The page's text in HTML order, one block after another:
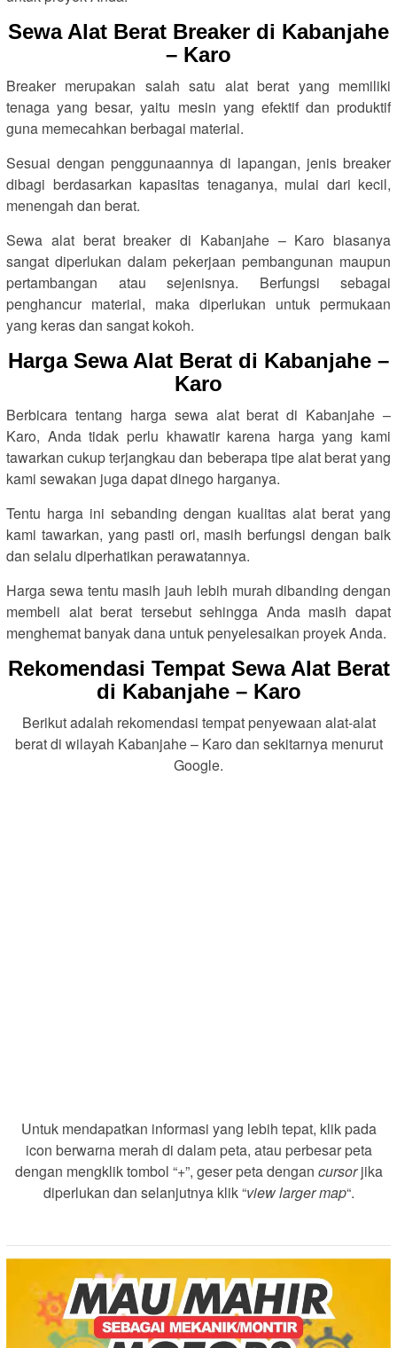
Sewa Alat Berat Breaker di Kabanjahe
– Karo
Breaker merupakan salah satu alat berat yang memiliki
tenaga yang besar, yaitu mesin yang efektif dan produktif
guna memecahkan berbagai material.
Sesuai dengan penggunaannya di lapangan, jenis breaker
dibagi berdasarkan kapasitas tenaganya, mulai dari kecil,
menengah dan berat.
Sewa alat berat breaker di Kabanjahe – Karo biasanya
sangat diperlukan dalam pekerjaan pembangunan maupun
pertambangan atau sejenisnya. Berfungsi sebagai
penghancur material, maka diperlukan untuk permukaan
yang keras dan sangat kokoh.
Harga Sewa Alat Berat di Kabanjahe –
Karo
Berbicara tentang harga sewa alat berat di Kabanjahe –
Karo, Anda tidak perlu khawatir karena harga yang kami
tawarkan cukup terjangkau dan beberapa tipe alat berat yang
kami sewakan juga dapat dinego harganya.
Tentu harga ini sebanding dengan kualitas alat berat yang
kami tawarkan, yang pasti ori, masih berfungsi dengan baik
dan selalu diperhatikan perawatannya.
Harga sewa tentu masih jauh lebih murah dibanding dengan
membeli alat berat tersebut sehingga Anda masih dapat
menghemat banyak dana untuk penyelesaikan proyek Anda.
Rekomendasi Tempat Sewa Alat Berat
di Kabanjahe – Karo
Berikut adalah rekomendasi tempat penyewaan alat-alat
berat di wilayah Kabanjahe – Karo dan sekitarnya menurut
Google.
Untuk mendapatkan informasi yang lebih tepat, klik pada
icon berwarna merah di dalam peta, atau perbesar peta
dengan mengklik tombol “+”, geser peta dengan cursorjika
diperlukan dan selanjutnya klik “view larger map“.